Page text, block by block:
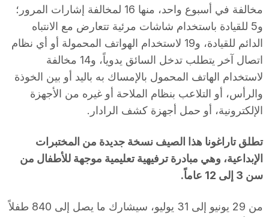
مخالفة في أسبوع واحد، منها 16 لمخالفة إشارات المرور؛
و5 للقيادة باستخدام شاشات مرئية تتعارض مع الانتباه
الدائم للقيادة، و19 لاستخدام الهواتف المحمولة أو أي نظام
اتصال آخر يتطلب تدخل السائق يدوياً، و14 مخالفة
لاستخدام الهاتف المحمول بالإمساك به باليد أو بين الخوذة
والرأس، أو التلاعب بنظام الملاحة أو غيره من الأجهزة
الإلكترونية، أو حمل أجهزة كشف الرادار.
تطلق تاراغونا هذا الصيف نسخة جديدة من المختبرات
الإبداعية، وهي مبادرة ترفيهية تعليمية موجهة للأطفال من
سن 3 إلى 12 عاماً.
من 29 يونيو إلى 31 يوليو، سيشارك ما يصل إلى 840 طفلاً